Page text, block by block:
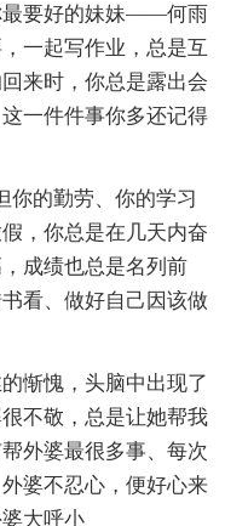
最要好的妹妹——何雨
一起写作业，总是互
来时，你总是露出会
一件件事你多还记得
你的勤劳、你的学习
，你总是在几天内奋
成绩也总是名列前
看、做好自己因该做
惭愧，头脑中出现了
不敬，总是让她帮我
外婆最很多事、每次
婆不忍心，便好心来
大呼小